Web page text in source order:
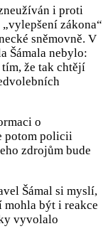
i proti
zákona“
sněmovně. V
Šámala nebylo:
že tak chtějí
o
potom policii
zdrojům bude
Šámal si myslí,
mohla být i reakce
vyvolalo